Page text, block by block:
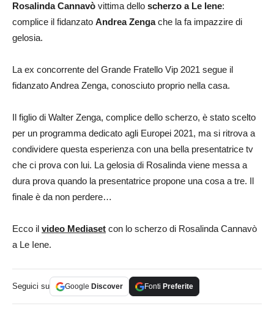
Rosalinda Cannavò vittima dello scherzo a Le Iene:
complice il fidanzato Andrea Zengache la fa impazzire di
gelosia.
La ex concorrente del Grande Fratello Vip 2021 segue il
fidanzato Andrea Zenga, conosciuto proprio nella casa.
Il figlio di Walter Zenga, complice dello scherzo, è stato scelto
per un programma dedicato agli Europei 2021, ma si ritrova a
condividere questa esperienza con una bella presentatrice tv
che ci prova con lui. La gelosia di Rosalinda viene messa a
dura prova quando la presentatrice propone una cosa a tre. Il
finale è da non perdere…
Ecco il video Mediaset con lo scherzo di Rosalinda Cannavò
a Le Iene.
Seguici su Google Discover Fonti Preferite